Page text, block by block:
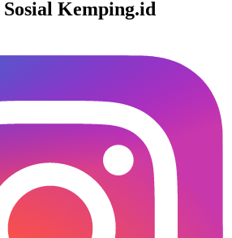
Kemping.id